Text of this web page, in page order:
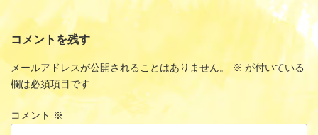
コメントを残す
メールアドレスが公開されることはありません。 ※ が付いている
欄は必須項目です
コメント ※